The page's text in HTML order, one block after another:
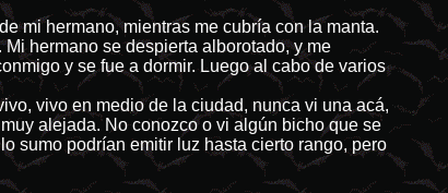
mi hermano, mientras me cubría con la manta.
hermano se despierta alborotado, y me
y se fue a dormir. Luego al cabo de varios
vivo en medio de la ciudad, nunca vi una acá,
alejada. No conozco o vi algún bicho que se
sumo podrían emitir luz hasta cierto rango, pero